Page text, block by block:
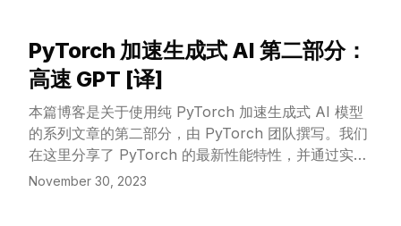
PyTorch 加速生成式 AI 第二部分：
高速 GPT [译]
本篇博客是关于使用纯 PyTorch 加速生成式 AI 模型
的系列文章的第二部分，由 PyTorch 团队撰写。我们
在这里分享了 PyTorch 的最新性能特性，并通过实际
案例，展示了如何最大限度地提升 PyTorch 的性能。
November 30, 2023
View Article